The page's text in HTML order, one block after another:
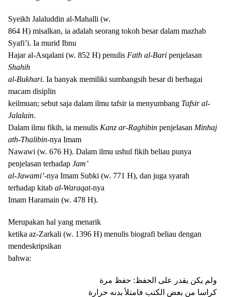
Syeikh Jalaluddin al-Mahalli (w.
864 H) misalkan, ia adalah seorang tokoh besar dalam mazhab
Syafi’i. Ia murid Ibnu
Hajar al-Asqalani (w. 852 H) penulis Fath al-Bari penjelasan
Shahih
al-Bukhari. Ia banyak memiliki sumbangsih besar di berbagai
macam disiplin
keilmuan; sebut saja dalam ilmu tafsir ia menyumbang Tafsir al-
Jalalain.
Dalam ilmu fikih, ia menulis Kanz ar-Raghibin penjelasan Minhaj
ath-Thalibin-nya Imam
Nawawi (w. 676 H). Dalam ilmu ushul fikih beliau punya
penjelasan terhadap Jam’
al-Jawami’-nya Imam Subki (w. 771 H), dan juga syarah
terhadap kitab al-Waraqat-nya
Imam Haramain (w. 478 H).
Merupakan hal yang menarik
ketika az-Zarkali (w. 1396 H) menulis biografi beliau dengan
mendeskripsikan
bahwa:
ﻭﻟﻢ ﻳﻜﻦ ﻳﻘﺪﺭ ﻋﻠﻰ اﻟﺤﻔﻆ: ﺣﻔﻆ ﻣﺮﺓ
ﻛﺮاﺳﺎ ﻣﻦ ﺑﻌﺾ اﻟﻜﺘﺐ ﻓﺎﻣﺘﻸ ﺑﺪﻧﻪ ﺣﺮاﺭﺓ